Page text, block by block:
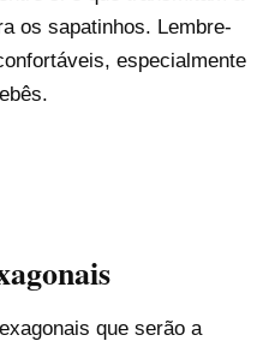
os sapatinhos. Lembre-
especialmente
que serão a